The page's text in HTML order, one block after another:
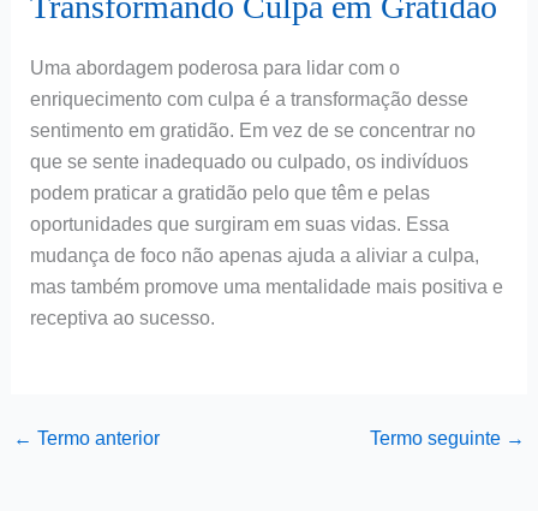
Uma abordagem poderosa para lidar com o
enriquecimento com culpa é a transformação desse
sentimento em gratidão. Em vez de se concentrar no
que se sente inadequado ou culpado, os indivíduos
podem praticar a gratidão pelo que têm e pelas
oportunidades que surgiram em suas vidas. Essa
mudança de foco não apenas ajuda a aliviar a culpa,
mas também promove uma mentalidade mais positiva e
receptiva ao sucesso.
← Termo anterior Termo seguinte →